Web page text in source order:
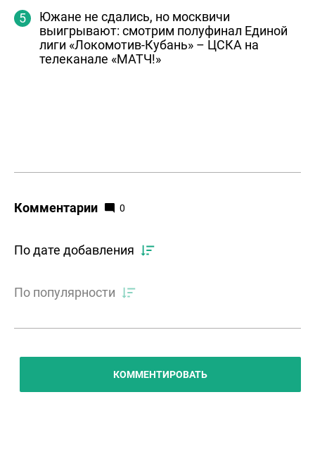
Южане не сдались, но москвичи
выигрывают: смотрим полуфинал Единой
лиги «Локомотив-Кубань» – ЦСКА на
телеканале «МАТЧ!»
Комментарии 0
По дате добавления
По популярности
КОММЕНТИРОВАТЬ